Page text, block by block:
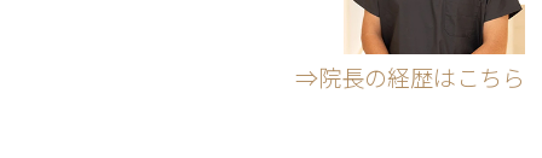
⇒院長の経歴はこちら